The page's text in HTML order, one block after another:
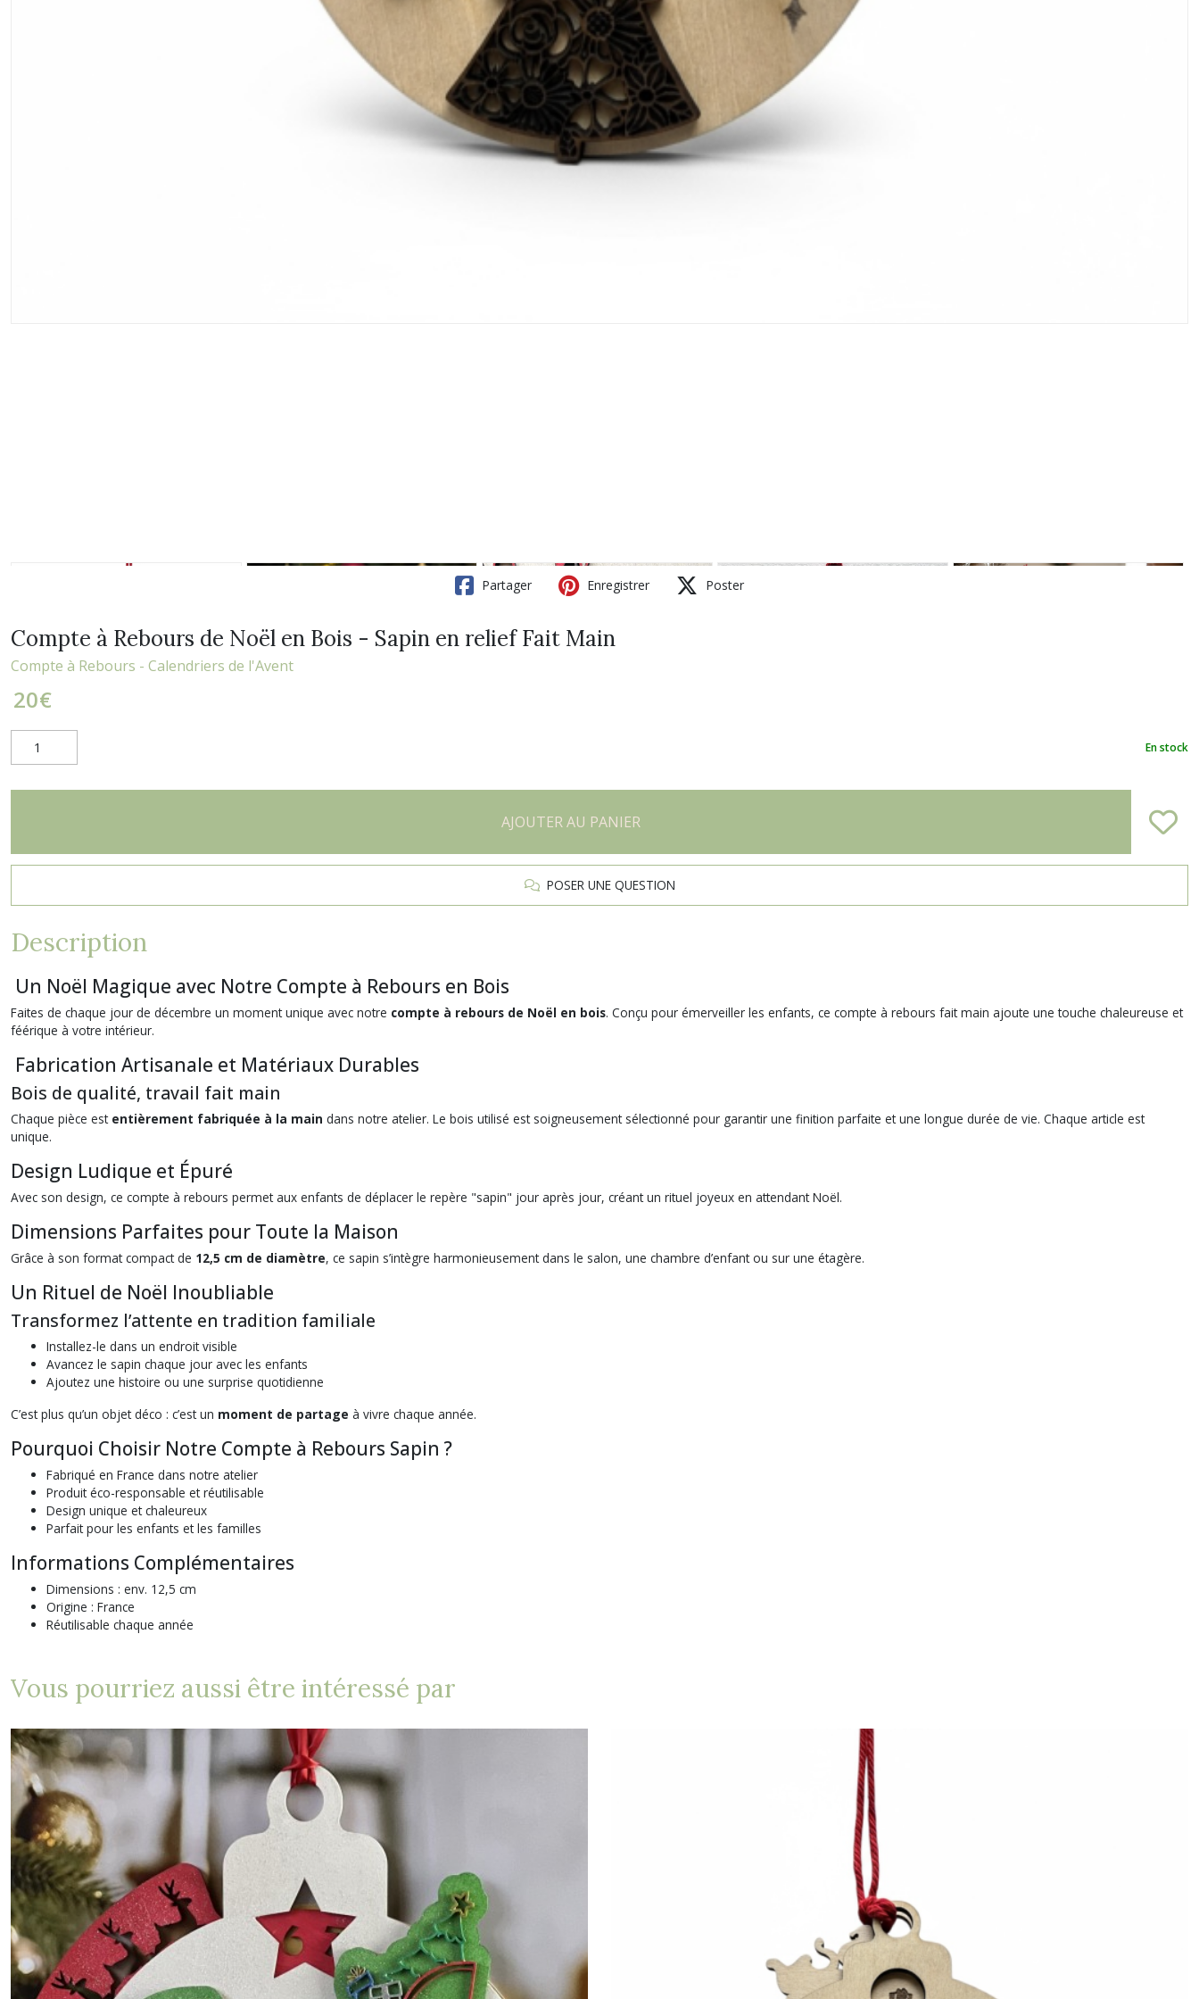
Partager Enregistrer Poster
Compte à Rebours de Noël en Bois - Sapin en relief Fait Main
Compte à Rebours - Calendriers de l'Avent
20€
En stock
AJOUTER AU PANIER
POSER UNE QUESTION
Description
Un Noël Magique avec Notre Compte à Rebours en Bois
Faites de chaque jour de décembre un moment unique avec notre compte à rebours de Noël en bois. Conçu pour émerveiller les enfants, ce compte à rebours fait main ajoute une touche chaleureuse et
féérique à votre intérieur.
Fabrication Artisanale et Matériaux Durables
Bois de qualité, travail fait main
Chaque pièce est entièrement fabriquée à la main dans notre atelier. Le bois utilisé est soigneusement sélectionné pour garantir une finition parfaite et une longue durée de vie. Chaque article est
unique.
Design Ludique et Épuré
Avec son design, ce compte à rebours permet aux enfants de déplacer le repère "sapin" jour après jour, créant un rituel joyeux en attendant Noël.
Dimensions Parfaites pour Toute la Maison
Grâce à son format compact de 12,5 cm de diamètre, ce sapin s’intègre harmonieusement dans le salon, une chambre d’enfant ou sur une étagère.
Un Rituel de Noël Inoubliable
Transformez l’attente en tradition familiale
Installez-le dans un endroit visible
Avancez le sapin chaque jour avec les enfants
Ajoutez une histoire ou une surprise quotidienne
C’est plus qu’un objet déco : c’est un moment de partage à vivre chaque année.
Pourquoi Choisir Notre Compte à Rebours Sapin ?
Fabriqué en France dans notre atelier
Produit éco-responsable et réutilisable
Design unique et chaleureux
Parfait pour les enfants et les familles
Informations Complémentaires
Dimensions : env. 12,5 cm
Origine : France
Réutilisable chaque année
Vous pourriez aussi être intéressé par